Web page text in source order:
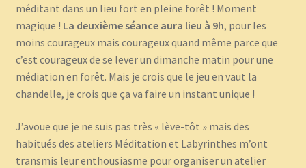
méditant dans un lieu fort en pleine forêt ! Moment
magique ! La deuxième séance aura lieu à 9h, pour les
moins courageux mais courageux quand même parce que
c’est courageux de se lever un dimanche matin pour une
médiation en forêt. Mais je crois que le jeu en vaut la
chandelle, je crois que ça va faire un instant unique !
J’avoue que je ne suis pas très « lève-tôt » mais des
habitués des ateliers Méditation et Labyrinthes m’ont
transmis leur enthousiasme pour organiser un atelier